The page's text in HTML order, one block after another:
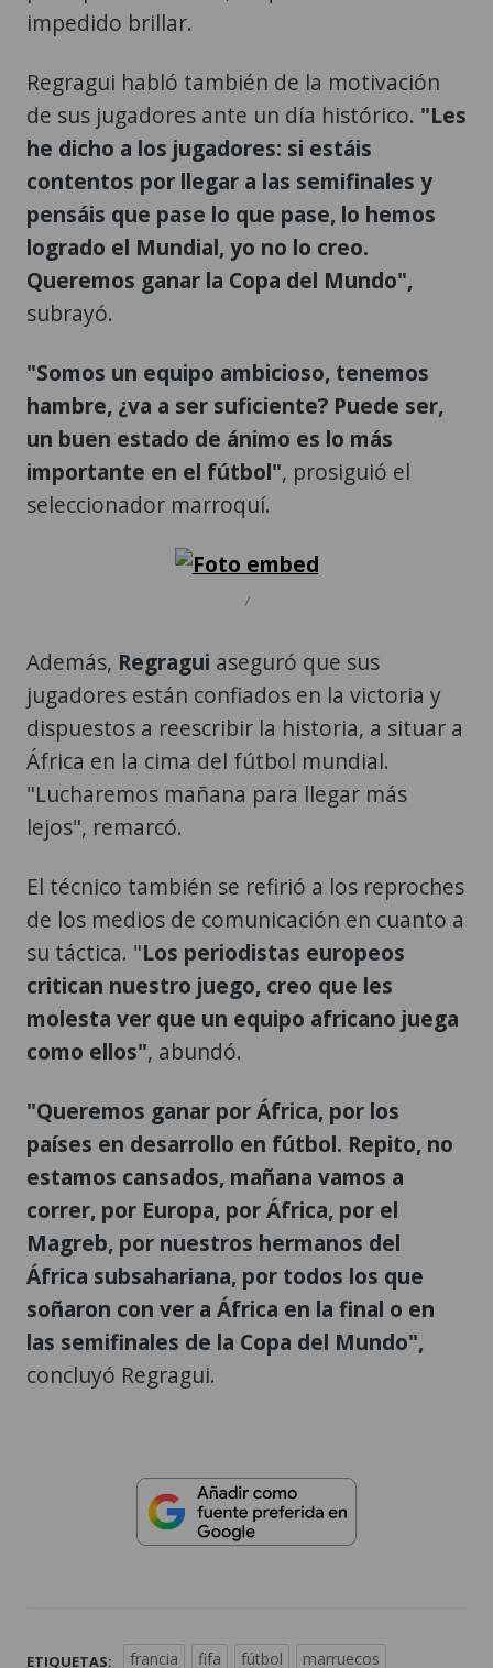
impedido brillar.
Regragui habló también de la motivación
de sus jugadores ante un día histórico. "Les
he dicho a los jugadores: si estáis
contentos por llegar a las semifinales y
pensáis que pase lo que pase, lo hemos
logrado el Mundial, yo no lo creo.
Queremos ganar la Copa del Mundo",
subrayó.
"Somos un equipo ambicioso, tenemos
hambre, ¿va a ser suficiente? Puede ser,
un buen estado de ánimo es lo más
importante en el fútbol", prosiguió el
seleccionador marroquí.
/
Además, Regragui aseguró que sus
jugadores están confiados en la victoria y
dispuestos a reescribir la historia, a situar a
África en la cima del fútbol mundial.
"Lucharemos mañana para llegar más
lejos", remarcó.
El técnico también se refirió a los reproches
de los medios de comunicación en cuanto a
su táctica. "Los periodistas europeos
critican nuestro juego, creo que les
molesta ver que un equipo africano juega
como ellos", abundó.
"Queremos ganar por África, por los
países en desarrollo en fútbol. Repito, no
estamos cansados, mañana vamos a
correr, por Europa, por África, por el
Magreb, por nuestros hermanos del
África subsahariana, por todos los que
soñaron con ver a África en la final o en
las semifinales de la Copa del Mundo",
concluyó Regragui.
ETIQUETAS: francia fifa fútbol
marruecos